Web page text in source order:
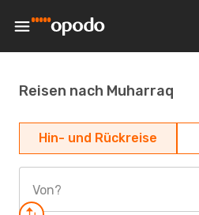
Reisen nach Muharraq
Hin- und Rückreise
Von?